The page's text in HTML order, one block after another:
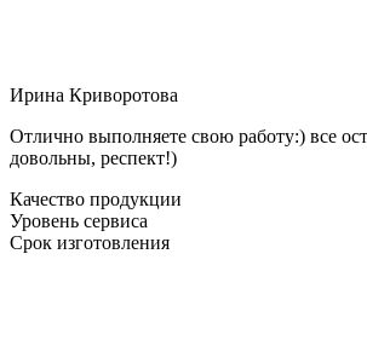
Ирина Криворотова
Отлично выполняете свою работу:) все
довольны, респект!)
Качество продукции
Уровень сервиса
Срок изготовления